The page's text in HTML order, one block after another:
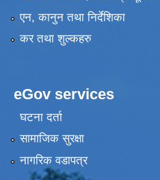
एन, कानुन तथा निर्देशिका
कर तथा शुल्कहरु
eGov services
घटना दर्ता
सामाजिक सुरक्षा
नागरिक वडापत्र